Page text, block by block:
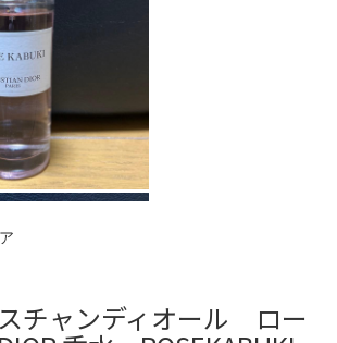
チャンディオール ロー